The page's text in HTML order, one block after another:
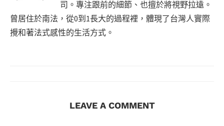
司。專注跟前的細節、也擅於將視野拉遠。
曾居住於南法，從0到1長大的過程裡，體現了台灣人實際
攪和著法式感性的生活方式。
LEAVE A COMMENT